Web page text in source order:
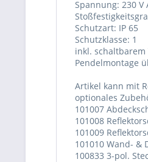
Spannung: 230 V
Schutzart: IP 65
Schutzklasse: 1
inkl.
Pendelmontage
Artikel kann mit
optionales
101007
101008
101009
101010 Wand- &
100833 3-pol.